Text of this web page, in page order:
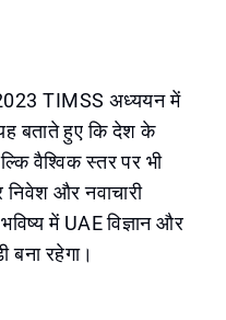
TIMSS अध्ययन में
बताते हुए कि देश के
वैश्विक स्तर पर भी
निवेश और नवाचारी
में UAE विज्ञान और
बना रहेगा।